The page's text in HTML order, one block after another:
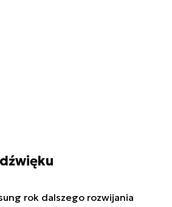
rok dalszego rozwijania